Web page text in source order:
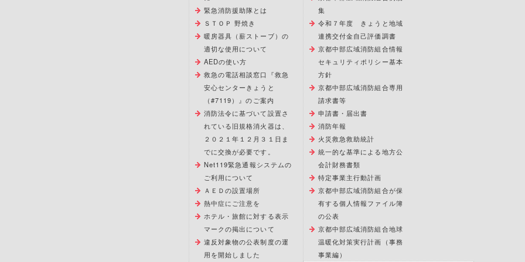
緊急消防援助隊とは
ＳＴＯＰ 野焼き
暖房器具（薪ストーブ）の
適切な使用について
AEDの使い方
救急の電話相談窓口『救急
安心センターきょうと
（#7119）』のご案内
消防法令に基づいて設置さ
れている旧規格消火器は、
２０２１年１２月３１日ま
でに交換が必要です。
Net119緊急通報システムの
ご利用について
ＡＥＤの設置場所
熱中症にご注意を
ホテル・旅館に対する表示
マークの掲出について
違反対象物の公表制度の運
用を開始しました
集
令和７年度 きょうと地域
連携交付金自己評価調書
京都中部広域消防組合情報
セキュリティポリシー基本
方針
京都中部広域消防組合専用
請求書等
申請書・届出書
消防年報
火災救急救助統計
統一的な基準による地方公
会計財務書類
特定事業主行動計画
京都中部広域消防組合が保
有する個人情報ファイル簿
の公表
京都中部広域消防組合地球
温暖化対策実行計画（事務
事業編）